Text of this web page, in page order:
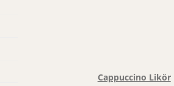
Cappuccino Likör